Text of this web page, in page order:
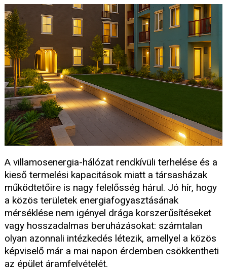
A villamosenergia-hálózat rendkívüli terhelése és a
kieső termelési kapacitások miatt a társasházak
működtetőire is nagy felelősség hárul. Jó hír, hogy
a közös területek energiafogyasztásának
mérséklése nem igényel drága korszerűsítéseket
vagy hosszadalmas beruházásokat: számtalan
olyan azonnali intézkedés létezik, amellyel a közös
képviselő már a mai napon érdemben csökkentheti
az épület áramfelvételét.